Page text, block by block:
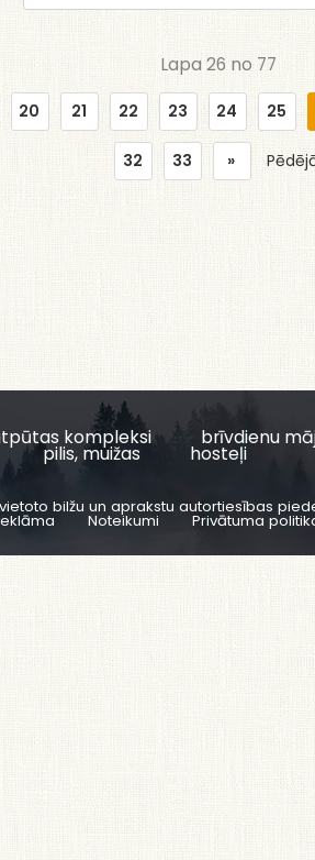
Lapa 26 no 77
20 21 22 23 24 25
32 33 »
kompleksi brīvdienu
pilis, muižas hosteļi
bilžu un aprakstu autortiesības
Noteikumi Privātuma